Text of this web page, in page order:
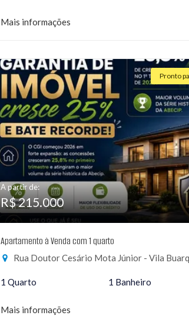
Mais informações
Pronto
A partir de:
R$ 215.000
Apartamento à Venda com 1 quarto
Rua Doutor Cesário Mota Júnior - Vila Buarque, São
1 Quarto 1 Banheiro
Mais informações